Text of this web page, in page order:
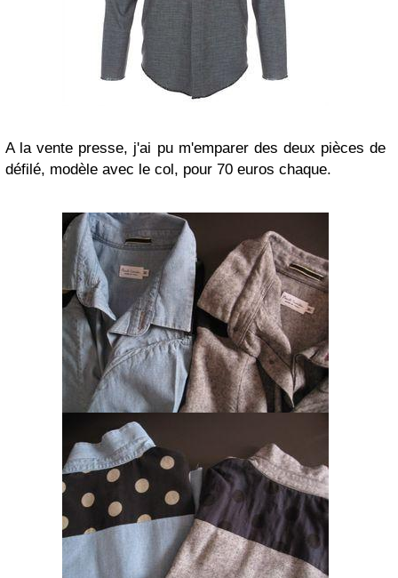
A la vente presse, j'ai pu m'emparer des deux pièces de
défilé, modèle avec le col, pour 70 euros chaque.